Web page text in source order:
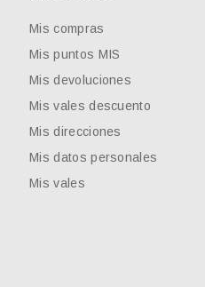
Mis compras
Mis puntos MIS
Mis devoluciones
Mis vales descuento
Mis direcciones
Mis datos personales
Mis vales